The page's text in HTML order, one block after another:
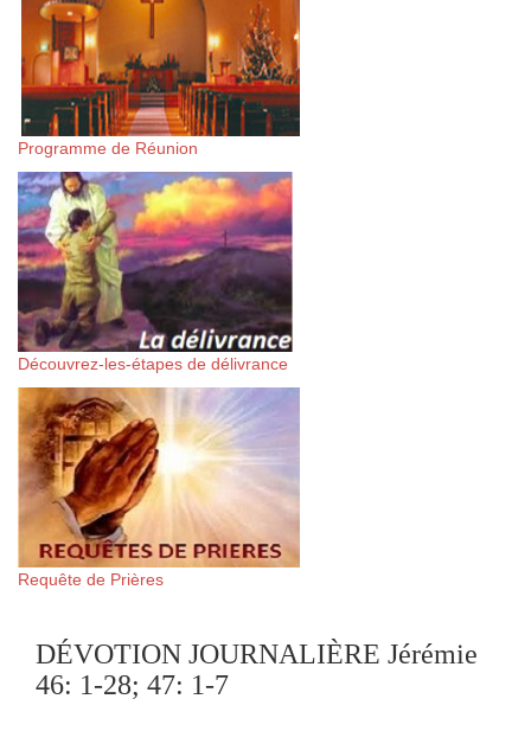
Programme de Réunion
Découvrez-les-étapes de délivrance
Requête de Prières
DÉVOTION JOURNALIÈRE Jérémie
46: 1-28; 47: 1-7